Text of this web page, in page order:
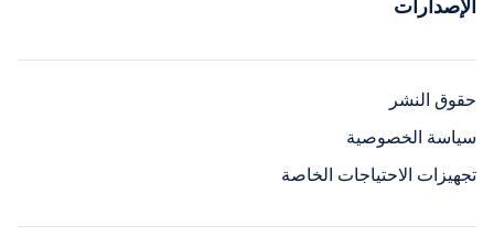
الإصدارات
حقوق النشر
سياسة الخصوصية
تجهيزات الاحتياجات الخاصة